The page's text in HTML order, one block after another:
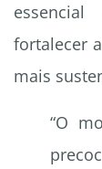
fortalecer
mais
“O